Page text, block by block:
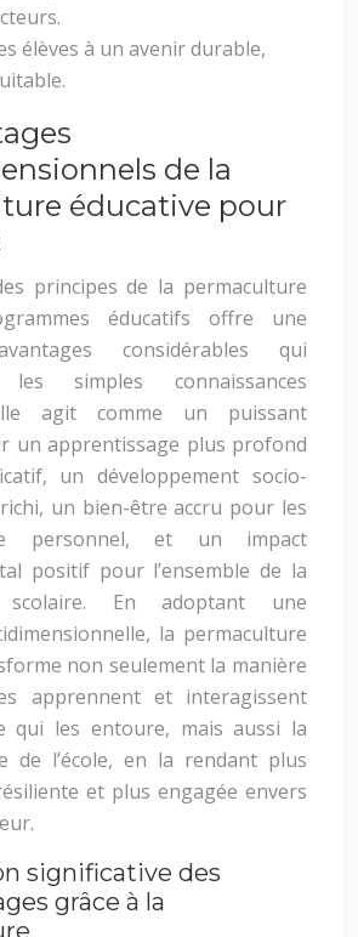
élèves à un avenir durable,
de la
éducative pour
principes de la permaculture
éducatifs offre une
considérables qui
les simples connaissances
agit comme un puissant
un apprentissage plus profond
un développement socio-
un bien-être accru pour les
personnel, et un impact
positif pour l’ensemble de la
scolaire. En adoptant une
la permaculture
non seulement la manière
apprennent et interagissent
qui les entoure, mais aussi la
de l’école, en la rendant plus
et plus engagée envers
significative des
grâce à la